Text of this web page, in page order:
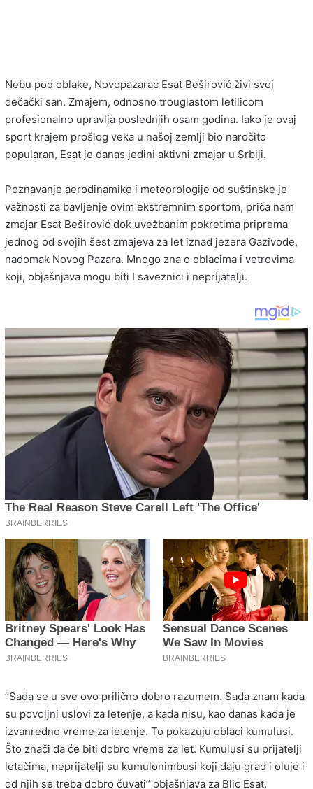
Nebu pod oblake, Novopazarac Esat Beširović živi svoj
dečački san. Zmajem, odnosno trouglastom letilicom
profesionalno upravlja poslednjih osam godina. Iako je ovaj
sport krajem prošlog veka u našoj zemlji bio naročito
popularan, Esat je danas jedini aktivni zmajar u Srbiji.
Poznavanje aerodinamike i meteorologije od suštinske je
važnosti za bavljenje ovim ekstremnim sportom, priča nam
zmajar Esat Beširović dok uvežbanim pokretima priprema
jednog od svojih šest zmajeva za let iznad jezera Gazivode,
nadomak Novog Pazara. Mnogo zna o oblacima i vetrovima
koji, objašnjava mogu biti I saveznici i neprijatelji.
’’Sada se u sve ovo prilično dobro razumem. Sada znam kada
su povoljni uslovi za letenje, a kada nisu, kao danas kada je
izvanredno vreme za letenje. To pokazuju oblaci kumulusi.
Što znači da će biti dobro vreme za let. Kumulusi su prijatelji
letačima, neprijatelji su kumulonimbusi koji daju grad i oluje i
od njih se treba dobro čuvati’’ objašnjava za Blic Esat.